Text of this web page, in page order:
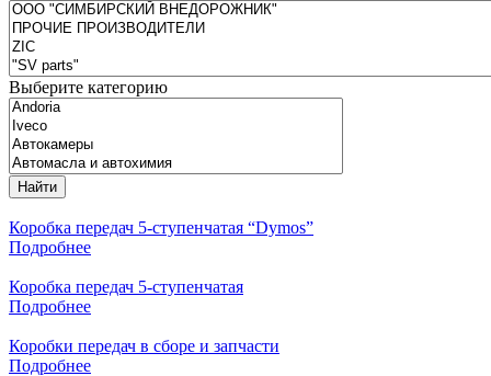
Выберите категорию
Найти
Коробка передач 5-ступенчатая “Dymos”
Подробнее
Коробка передач 5-ступенчатая
Подробнее
Коробки передач в сборе и запчасти
Подробнее